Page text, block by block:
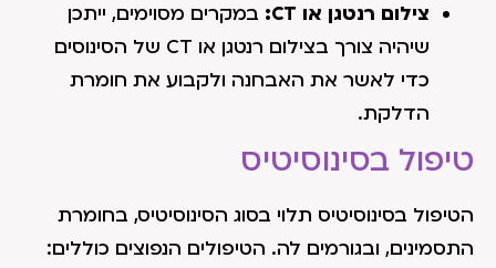
צילום רנטגן או CT:
במקרים מסוימים, ייתכן
שיהיה צורך בצילום רנטגן או CT של הסינוסים
כדי לאשר את האבחנה ולקבוע את חומרת
הדלקת.
טיפול בסינוסיטיס
הטיפול בסינוסיטיס תלוי בסוג הסינוסיטיס, בחומרת
התסמינים, ובגורמים לה. הטיפולים הנפוצים כוללים: